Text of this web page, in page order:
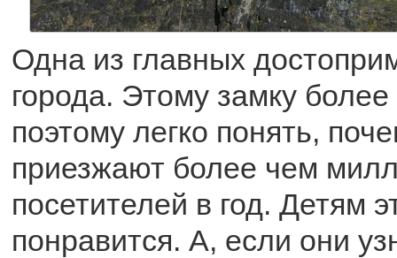
Одна из главных
города. Этому замку
поэтому легко понять,
приезжают более чем
посетителей в год. Детям
понравится. А, если они